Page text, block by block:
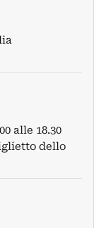
alle 18.30
dello